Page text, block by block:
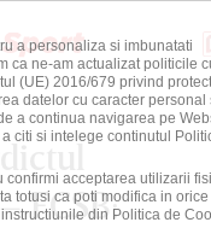
FCSB:
a personaliza si imbunatati
ca ne-am actualizat politicile
(UE) 2016/679 privind
datelor cu caracter personal
a continua navigarea pe
citi si intelege continutul
confirmi acceptarea utilizarii
totusi ca poti modifica in orice
din Politica de